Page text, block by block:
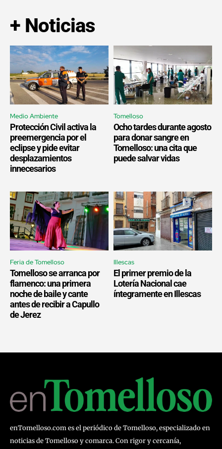
+ Noticias
Medio Ambiente
Protección Civil activa la
preemergencia por el
eclipse y pide evitar
desplazamientos
innecesarios
Tomelloso
Ocho tardes durante agosto
para donar sangre en
Tomelloso: una cita que
puede salvar vidas
Feria de Tomelloso
Tomelloso se arranca por
flamenco: una primera
noche de baile y cante
antes de recibir a Capullo
de Jerez
Illescas
El primer premio de la
Lotería Nacional cae
íntegramente en Illescas
enTomelloso.com es el periódico de Tomelloso, especializado en
noticias de Tomelloso y comarca. Con rigor y cercanía,